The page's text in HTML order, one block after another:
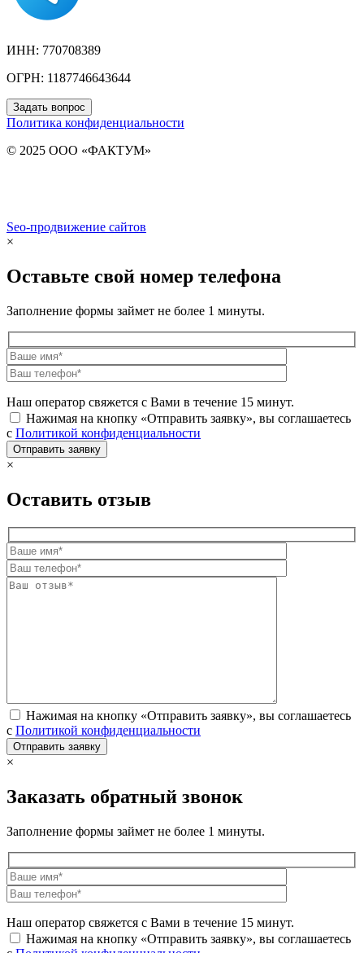
ИНН: 770708389
ОГРН: 1187746643644
Задать вопрос
Политика конфиденциальности
© 2025 ООО «ФАКТУМ»
Seo-продвижение сайтов
×
Оставьте свой номер телефона
Заполнение формы займет не более 1 минуты.
Наш оператор свяжется с Вами в течение 15 минут.
Нажимая на кнопку «Отправить заявку», вы соглашаетесь
с Политикой конфиденциальности
×
Оставить отзыв
Нажимая на кнопку «Отправить заявку», вы соглашаетесь
с Политикой конфиденциальности
×
Заказать обратный звонок
Заполнение формы займет не более 1 минуты.
Наш оператор свяжется с Вами в течение 15 минут.
Нажимая на кнопку «Отправить заявку», вы соглашаетесь